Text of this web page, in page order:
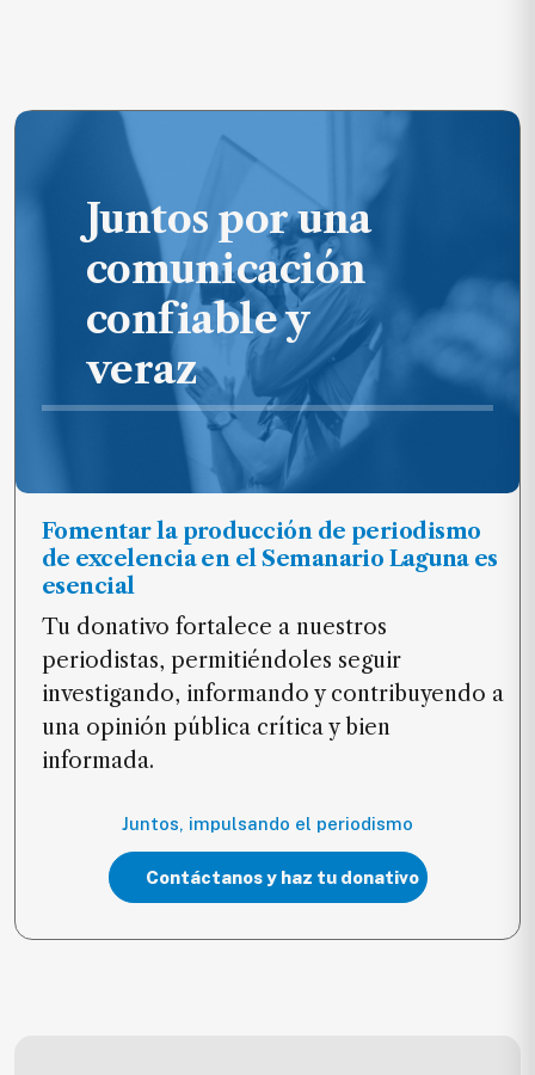
Juntos por una
comunicación
confiable y
veraz
Fomentar la producción de periodismo
de excelencia en el Semanario Laguna es
esencial
Tu donativo fortalece a nuestros
periodistas, permitiéndoles seguir
investigando, informando y contribuyendo a
una opinión pública crítica y bien
informada.
Juntos, impulsando el periodismo
Contáctanos y haz tu donativo